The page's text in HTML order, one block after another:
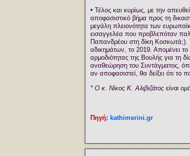
• Τέλος και κυρίως, με την
αποφασιστικό βήμα προς τη
μεγάλη πλειονότητα των
εισαγγελέα που προβλεπόταν
Παπανδρέου στη δίκη Κοσκωτά;).
αδικημάτων, το 2019. Απομένει το
αρμοδιότητας της Βουλής για τη
αναθεώρηση του Συντάγματος,
αν αποφασιστεί, θα δείξει ότι
* Ο κ. Νίκος Κ. Αλιβιζάτος είναι
Πηγή: kathimerini.gr